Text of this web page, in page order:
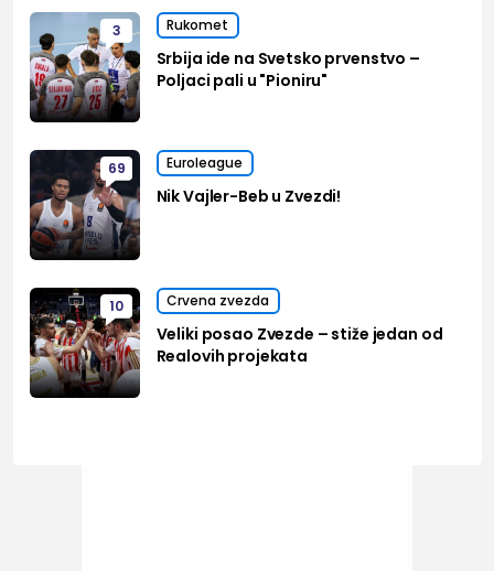
3 Rukomet
Srbija ide na Svetsko prvenstvo –
Poljaci pali u "Pioniru"
69 Euroleague
Nik Vajler-Beb u Zvezdi!
10 Crvena zvezda
Veliki posao Zvezde – stiže jedan od
Realovih projekata